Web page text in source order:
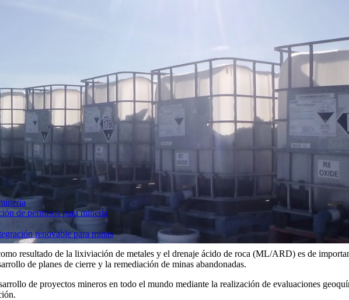
de permisos para minería
renovable para minas
resultado de la lixiviación de metales y el drenaje ácido de roca (ML/ARD) es de
de planes de cierre y la remediación de minas abandonadas.
de proyectos mineros en todo el mundo mediante la realización de evaluaciones